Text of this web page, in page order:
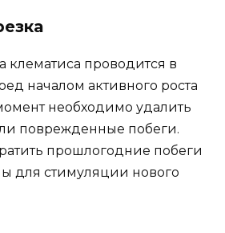
клематиса проводится в
началом активного роста
необходимо удалить
поврежденные побеги.
прошлогодние побеги
для стимуляции нового